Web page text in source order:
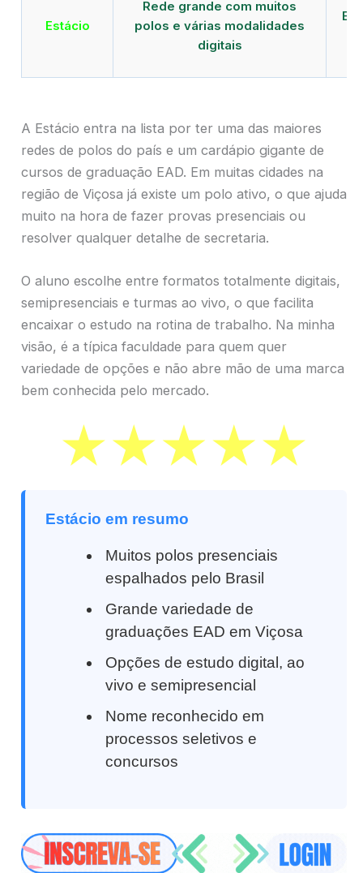
Estácio
Rede grande com muitos
polos e várias modalidades
digitais
A Estácio entra na lista por ter uma das maiores
redes de polos do país e um cardápio gigante de
cursos de graduação EAD. Em muitas cidades na
região de Viçosa já existe um polo ativo, o que ajuda
muito na hora de fazer provas presenciais ou
resolver qualquer detalhe de secretaria.
O aluno escolhe entre formatos totalmente digitais,
semipresenciais e turmas ao vivo, o que facilita
encaixar o estudo na rotina de trabalho. Na minha
visão, é a típica faculdade para quem quer
variedade de opções e não abre mão de uma marca
bem conhecida pelo mercado.
Estácio em resumo
Muitos polos presenciais
espalhados pelo Brasil
Grande variedade de
graduações EAD em Viçosa
Opções de estudo digital, ao
vivo e semipresencial
Nome reconhecido em
processos seletivos e
concursos